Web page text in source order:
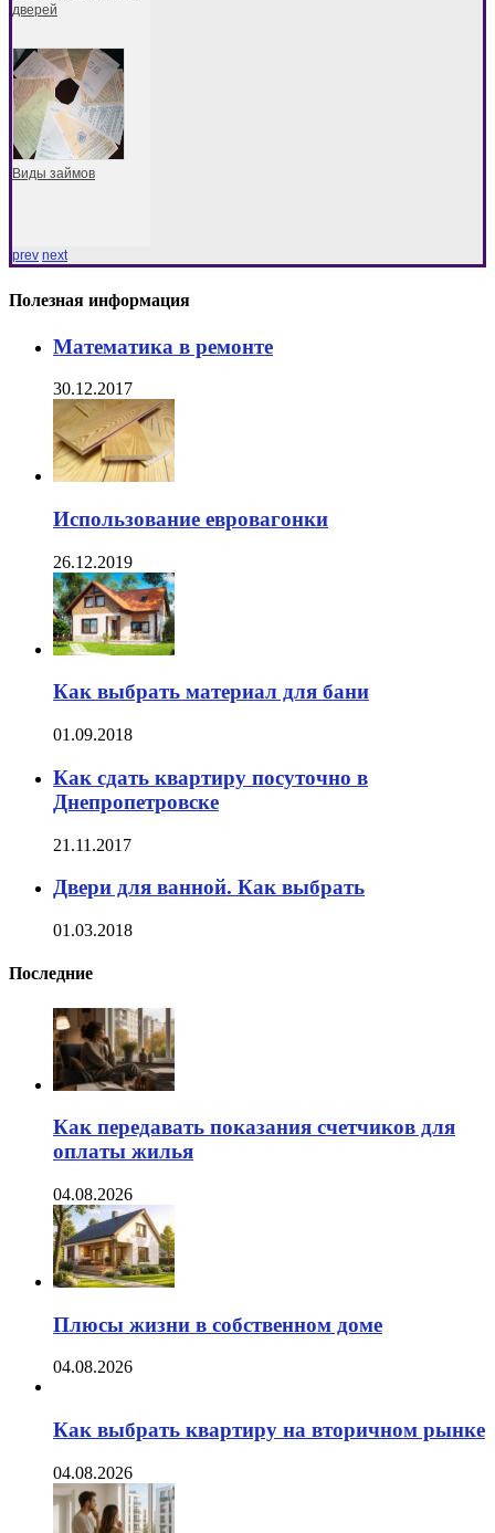
дверей
Виды займов
prev next
Полезная информация
Математика в ремонте
30.12.2017
Использование евровагонки
26.12.2019
Как выбрать материал для бани
01.09.2018
Как сдать квартиру посуточно в
Днепропетровске
21.11.2017
Двери для ванной. Как выбрать
01.03.2018
Последние
Как передавать показания счетчиков для
оплаты жилья
04.08.2026
Плюсы жизни в собственном доме
04.08.2026
Как выбрать квартиру на вторичном рынке
04.08.2026